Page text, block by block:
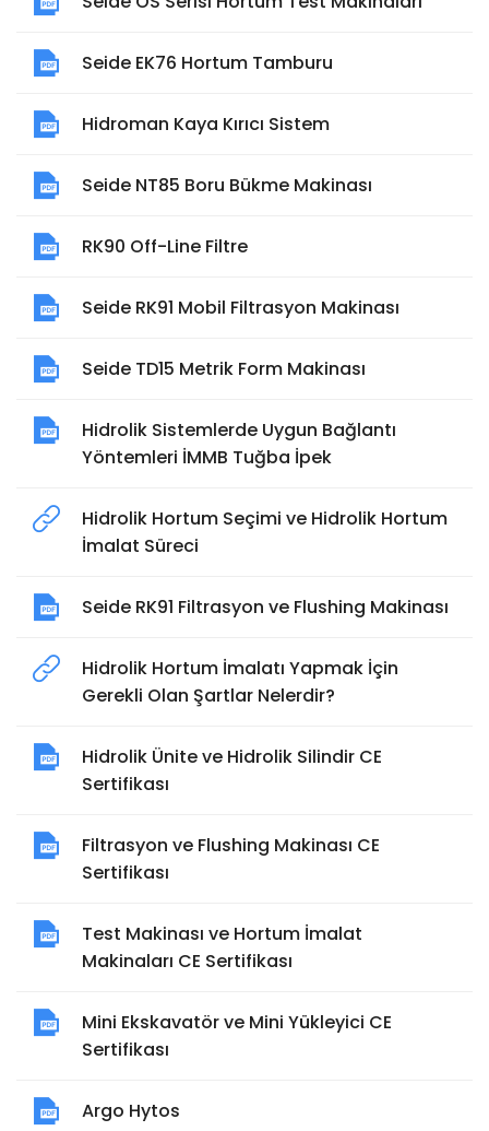
Seide EK76 Hortum Tamburu
Hidroman Kaya Kırıcı Sistem
Seide NT85 Boru Bükme Makinası
RK90 Off-Line Filtre
Seide RK91 Mobil Filtrasyon Makinası
Seide TD15 Metrik Form Makinası
Hidrolik Sistemlerde Uygun Bağlantı
Yöntemleri İMMB Tuğba İpek
Hidrolik Hortum Seçimi ve Hidrolik Hortum
İmalat Süreci
Seide RK91 Filtrasyon ve Flushing Makinası
Hidrolik Hortum İmalatı Yapmak İçin
Gerekli Olan Şartlar Nelerdir?
Hidrolik Ünite ve Hidrolik Silindir CE
Sertifikası
Filtrasyon ve Flushing Makinası CE
Sertifikası
Test Makinası ve Hortum İmalat
Makinaları CE Sertifikası
Mini Ekskavatör ve Mini Yükleyici CE
Sertifikası
Argo Hytos